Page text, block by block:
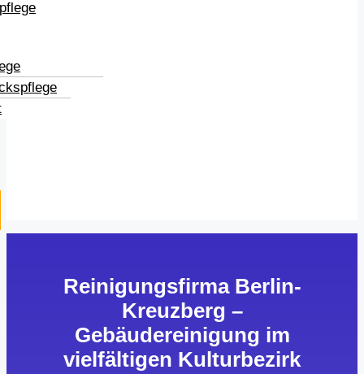
Reinigungsfirma Berlin-
Kreuzberg –
Gebäudereinigung im
vielfältigen Kulturbezirk